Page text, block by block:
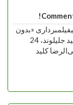
«بدون
تاریخ، بدون امضاء» دومین تجربه کارگردانی وحید جلیلوند، 24
کلید